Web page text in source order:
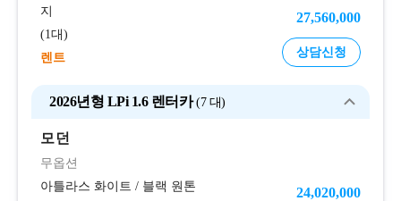
지
27,560,000
1대
렌트
상담신청
2026년형 LPi 1.6 렌터카 7 대
모던
무옵션
아틀라스 화이트 / 블랙 원톤 24,020,000